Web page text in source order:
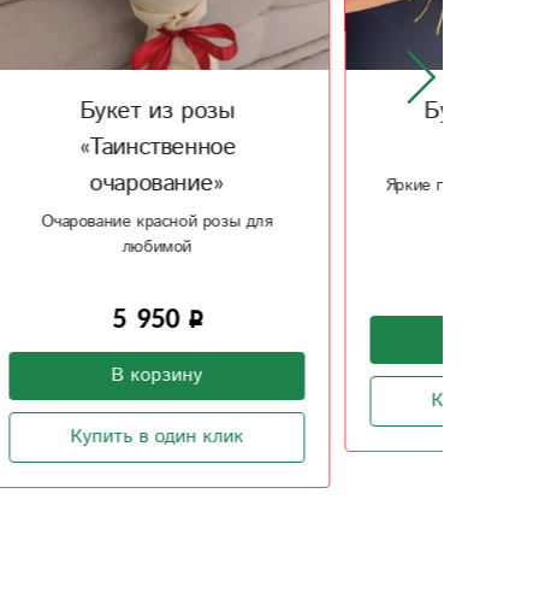
Букет с герберой
«Серрано»
Яркие герберы и розы, как жгучий
Купить в один клик